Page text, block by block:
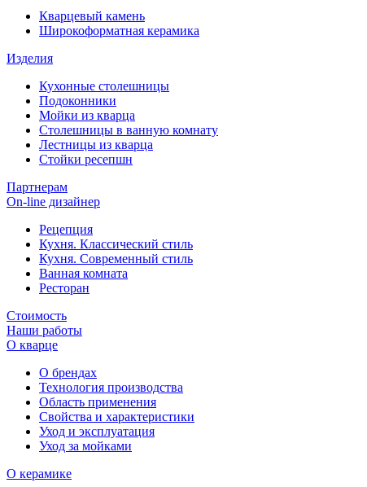
Кварцевый камень
Широкоформатная керамика
Изделия
Кухонные столешницы
Подоконники
Мойки из кварца
Столешницы в ванную комнату
Лестницы из кварца
Стойки ресепшн
Партнерам
On-line дизайнер
Рецепция
Кухня. Классический стиль
Кухня. Современный стиль
Ванная комната
Ресторан
Стоимость
Наши работы
О кварце
О брендах
Технология производства
Область применения
Свойства и характеристики
Уход и эксплуатация
Уход за мойками
О керамике